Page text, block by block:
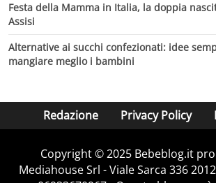
Festa della Mamma in Italia, la doppia
Assisi
Alternative ai succhi confezionati: idee
mangiare meglio i bambini
Redazione Privacy Policy
Copyright © 2025 Bebeblog.it
Mediahouse Srl - Viale Sarca 336